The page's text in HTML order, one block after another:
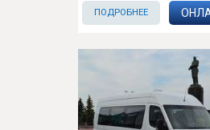
ПОДРОБНЕЕ